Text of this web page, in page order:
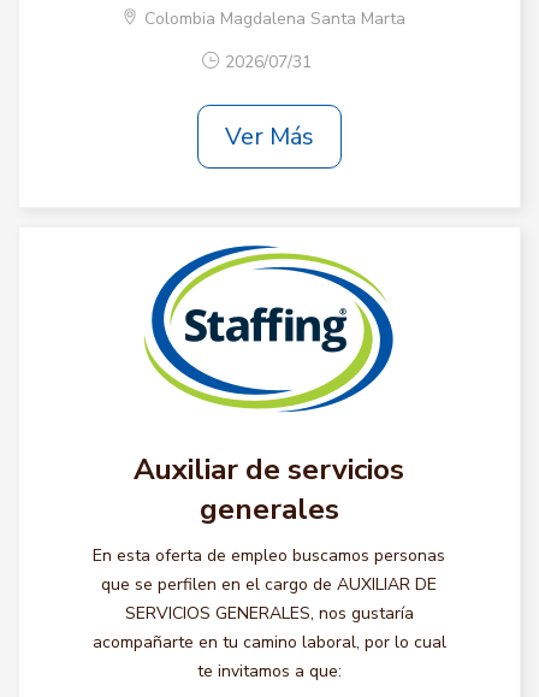
Colombia Magdalena Santa Marta
2026/07/31
Ver Más
Auxiliar de servicios
generales
En esta oferta de empleo buscamos personas
que se perfilen en el cargo de AUXILIAR DE
SERVICIOS GENERALES, nos gustaría
acompañarte en tu camino laboral, por lo cual
te invitamos a que: